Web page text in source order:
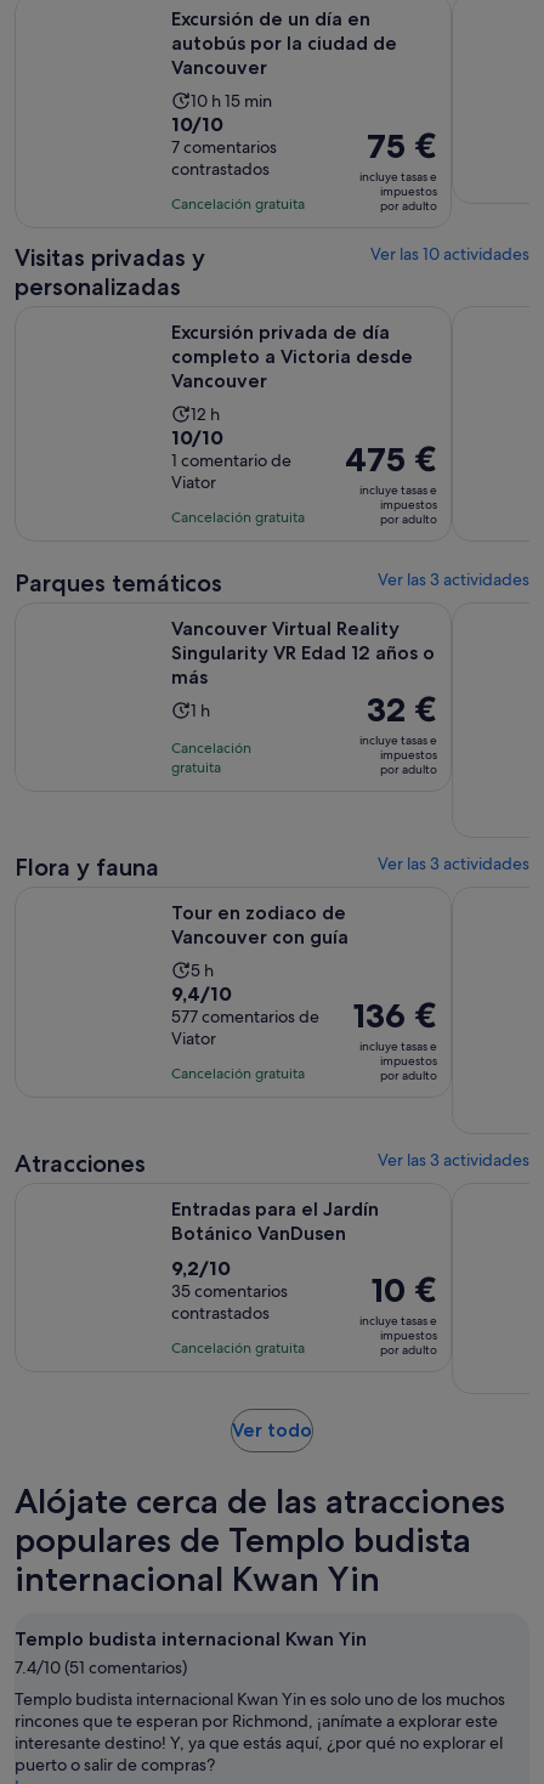
Excursión de un día en
autobús por la ciudad de
Vancouver
La
duración
de
la
actividad
de
10 horas
15 minutos
10 h 15 min
10.0
sobre
10
con
comentarios
10/10
7 comentarios
contrastados
Cancelación gratuita
El
precio
es
de
por
75 €
incluye tasas e
impuestos
por adulto
Visitas privadas y
personalizadas
Ver las 10 actividades
Excursión privada de día
completo a Victoria desde
Vancouver
La
duración
de
la
actividad
12 horas
12 h
10.0
sobre
10
con
10/10
1 comentario de
Viator
Cancelación gratuita
El
precio
es
475 €
incluye tasas e
impuestos
por adulto
Parques temáticos Ver las 3 actividades
Vancouver Virtual Reality
Singularity VR Edad 12 años o
más
La
de
1 h
Cancelación
gratuita
El
precio
es
de
adulto
32 €
incluye tasas e
impuestos
por adulto
Flora y fauna Ver las 3 actividades
Tour en zodiaco de
Vancouver con guía
La
duración
de
la
actividad
5 h
9.4
sobre
10
con
9,4/10
577 comentarios de
Viator
Cancelación gratuita
El
precio
es
adulto
136 €
incluye tasas e
impuestos
por adulto
Atracciones Ver las 3 actividades
Entradas para el Jardín
Botánico VanDusen
9.2
sobre
10
con
9,2/10
35 comentarios
contrastados
Cancelación gratuita
El
precio
es
de
10 €
incluye tasas e
impuestos
por adulto
Ver todoSe
una
pestaña
nueva
Alójate cerca de las atracciones
populares de Templo budista
internacional Kwan Yin
Templo budista internacional Kwan Yin
7.4/10 (51 comentarios)
Templo budista internacional Kwan Yin es solo uno de los muchos
rincones que te esperan por Richmond, ¡anímate a explorar este
interesante destino! Y, ya que estás aquí, ¿por qué no explorar el
puerto o salir de compras?